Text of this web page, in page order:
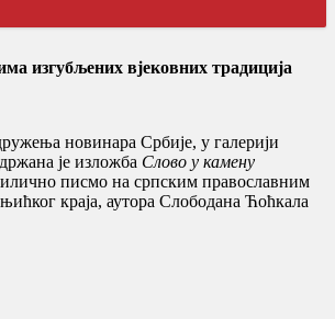
изгубљених вјековних традиција
новинара Србије, у галерији
је изложба Слово у камену
писмо на српским православним
краја, аутора Слободана Ћоћкала